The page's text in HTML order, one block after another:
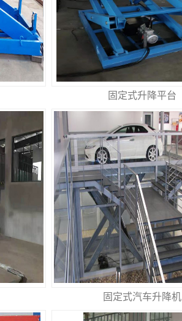
固定式升降平台
固定式汽车升降机